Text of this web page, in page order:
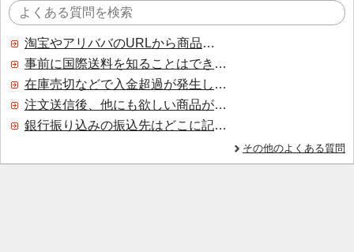
淘宝やアリババのURLから商品を探すことはできますか？
事前に国際送料を知ることはできますか？
在庫売切などで入金超過が発生した場合はいつ返金されますか？
注文送信後、他にも欲しい商品が見つかった場合、追加注文できますか？
銀行振り込みの振込先はどこに記載されていますか？
その他のよくある質問